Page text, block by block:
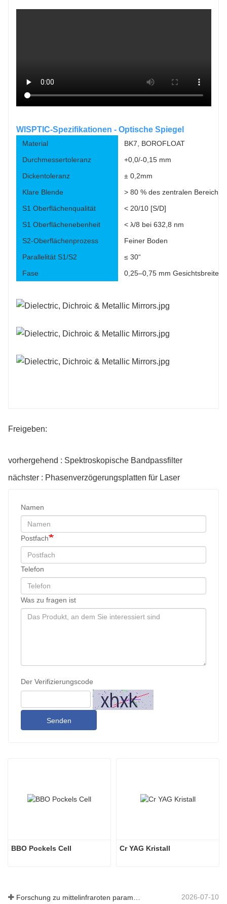
WISPTIC-Spezifikationen - Optische Spiegel
Material
BK7, BOROFLOAT
Durchmessertoleranz
+0,0/-0,15 mm
Dickentoleranz
± 0,2mm
Klare Blende
> 80 % des zentralen Bereichs
S1 Oberflächenqualität
< 20/10 [S/D]
S1 Oberflächenebenheit
< λ/8 bei 632,8 nm
S2-Oberflächenprozess
Feiner Boden
Parallelität S1/S2
≤ 30“
Fase
0,25–0,75 mm Gesichtsbreite x
Freigeben:
vorhergehend : Spektroskopische Bandpassfilter
nächster : Phasenverzögerungsplatten für Laser
Namen
Postfach
Telefon
Was zu fragen ist
Der Verifizierungscode
Senden
BBO Pockels Cell Cr YAG Kristall
Forschung zu mittelinfraroten parametrischen Oszillatoren - Teil 06 2026-07-10